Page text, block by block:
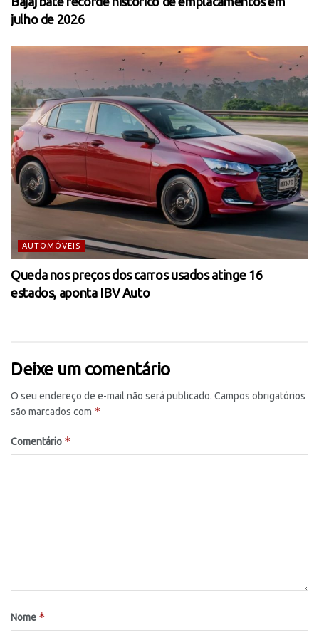
julho de 2026
AUTOMÓVEIS
Queda nos preços dos carros usados atinge 16
estados, aponta IBV Auto
Deixe um comentário
O seu endereço de e-mail não será publicado. Campos obrigatórios
são marcados com *
Comentário *
Nome *